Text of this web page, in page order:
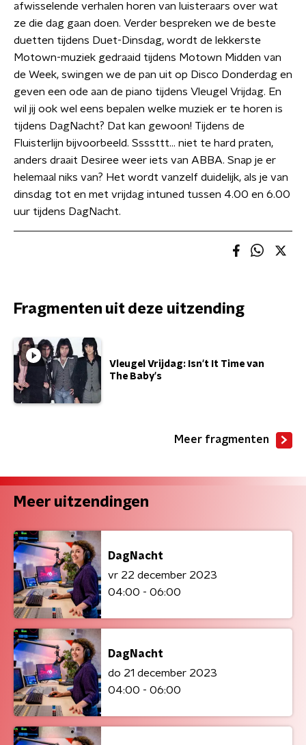
afwisselende verhalen horen van luisteraars over wat
ze die dag gaan doen. Verder bespreken we de beste
duetten tijdens Duet-Dinsdag, wordt de lekkerste
Motown-muziek gedraaid tijdens Motown Midden van
de Week, swingen we de pan uit op Disco Donderdag en
geven een ode aan de piano tijdens Vleugel Vrijdag. En
wil jij ook wel eens bepalen welke muziek er te horen is
tijdens DagNacht? Dat kan gewoon! Tijdens de
Fluisterlijn bijvoorbeeld. Ssssttt… niet te hard praten,
anders draait Desiree weer iets van ABBA. Snap je er
helemaal niks van? Het wordt vanzelf duidelijk, als je van
dinsdag tot en met vrijdag intuned tussen 4.00 en 6.00
uur tijdens DagNacht.
Fragmenten uit deze uitzending
Vleugel Vrijdag: Isn't It Time van
The Baby's
Meer fragmenten
Meer uitzendingen
DagNacht
vr 22 december 2023
04:00 - 06:00
DagNacht
do 21 december 2023
04:00 - 06:00